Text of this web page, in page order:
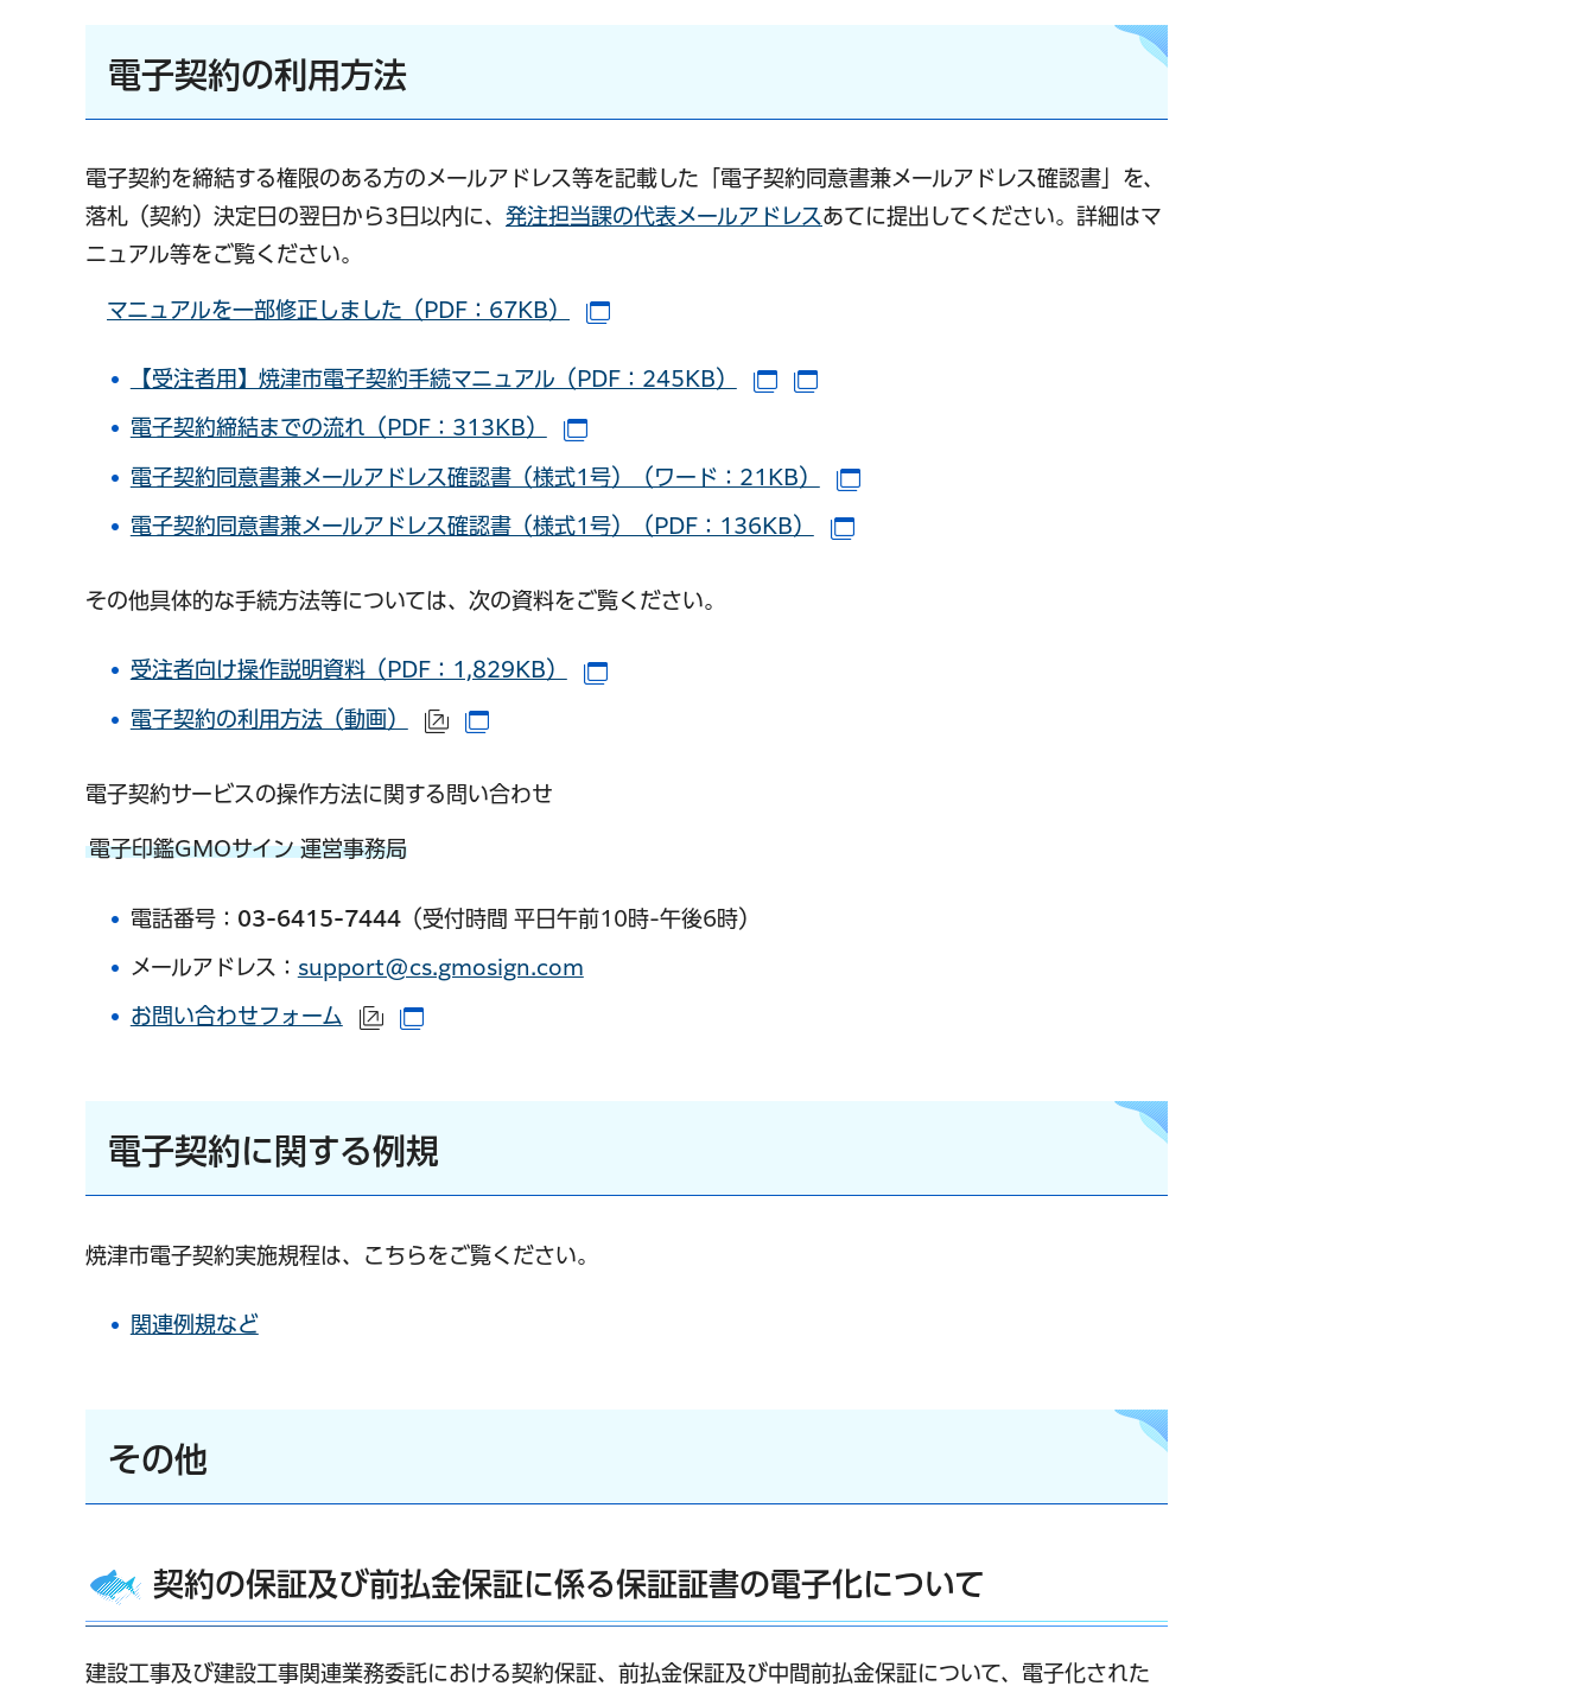
電子契約の利用方法
電子契約を締結する権限のある方のメールアドレス等を記載した「電子契約同意書兼メールアドレス確認書」を、
落札（契約）決定日の翌日から3日以内に、 発注担当課の代表メールアドレス あてに提出してください。詳細はマ
ニュアル等をご覧ください。
マニュアルを一部修正しました（PDF：67KB）
【受注者用】焼津市電子契約手続マニュアル（PDF：245KB） （別ウインドウで開きます）
電子契約締結までの流れ（PDF：313KB） （別ウインドウで開きます）
電子契約同意書兼メールアドレス確認書（様式1号）（ワード：21KB）
電子契約同意書兼メールアドレス確認書（様式1号）（PDF：136KB） （別ウインドウで開きます）
その他具体的な手続方法等については、次の資料をご覧ください。
受注者向け操作説明資料（PDF：1,829KB）
電子契約の利用方法（動画） （外部サイトへリンク）
（別ウインドウで開きます）
電子契約サービスの操作方法に関する問い合わせ
電子印鑑GMOサイン 運営事務局
電話番号： 03-6415-7444（受付時間 平日午前10時-午後6時）
メールアドレス： support@cs.gmosign.com
お問い合わせフォーム （外部サイトへリンク）
（別ウインドウで開きます）
電子契約に関する例規
焼津市電子契約実施規程は、こちらをご覧ください。
関連例規など
その他
契約の保証及び前払金保証に係る保証証書の電子化について
建設工事及び建設工事関連業務委託における契約保証、前払金保証及び中間前払金保証について、電子化された